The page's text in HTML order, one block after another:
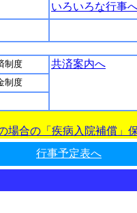
いろいろな行事
制度 共済案内へ
制度
場合の「疾病入院補償」
行事予定表へ